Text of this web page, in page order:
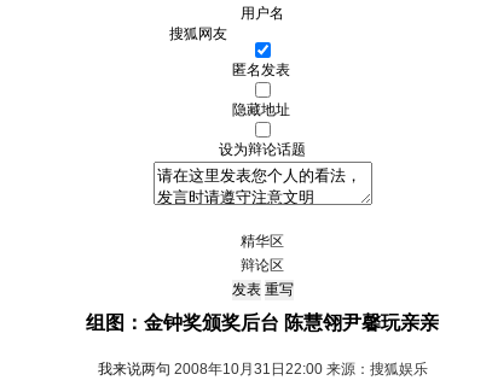
用户名
匿名发表
隐藏地址
设为辩论话题
精华区
辩论区
组图：金钟奖颁奖后台 陈慧翎尹馨玩亲亲
我来说两句 2008年10月31日22:00 来源：搜狐娱乐